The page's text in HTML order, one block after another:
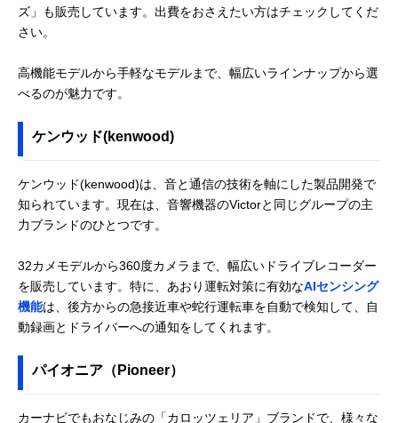
ズ」も販売しています。出費をおさえたい方はチェックしてくだ
さい。
高機能モデルから手軽なモデルまで、幅広いラインナップから選
べるのが魅力です。
ケンウッド(kenwood)
ケンウッド(kenwood)は、音と通信の技術を軸にした製品開発で
知られています。現在は、音響機器のVictorと同じグループの主
力ブランドのひとつです。
32カメモデルから360度カメラまで、幅広いドライブレコーダー
を販売しています。特に、あおり運転対策に有効なAIセンシング
機能は、後方からの急接近車や蛇行運転車を自動で検知して、自
動録画とドライバーへの通知をしてくれます。
パイオニア（Pioneer）
カーナビでもおなじみの「カロッツェリア」ブランドで、様々な